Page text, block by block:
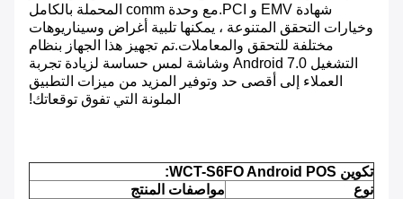
شهادة EMV و PCI.مع وحدة comm المحملة بالكامل
وخيارات التحقق المتنوعة ، يمكنها تلبية أغراض وسيناريوهات
مختلفة للتحقق والمعاملات.تم تجهيز هذا الجهاز بنظام
التشغيل Android 7.0 وشاشة لمس حساسة لزيادة تجربة
العملاء إلى أقصى حد وتوفير المزيد من ميزات التطبيق
الملونة التي تفوق توقعاتك!
تكوين WCT-S6FO Android POS:
نوع
مواصفات المنتج